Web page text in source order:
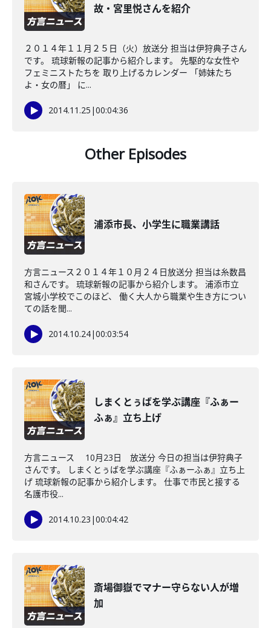
故・宮里悦さんを紹介
２０１４年１１月２５日（火）放送分 担当は伊狩典子さん
です。 琉球新報の記事から紹介します。 先駆的な女性や
フェミニストたちを 取り上げるカレンダー 「姉妹たち
よ・女の暦」 に...
2014.11.25 |00:04:36
Other Episodes
浦添市長、小学生に職業講話
方言ニュース２０１４年１０月２４日放送分 担当は糸数昌
和さんです。 琉球新報の記事から紹介します。 浦添市立
宮城小学校でこのほど、 働く大人から職業や生き方につい
ての話を聞...
2014.10.24|00:03:54
しまくとぅばを学ぶ講座『ふぁー
ふぁ』立ち上げ
方言ニュース 10月23日 放送分 今日の担当は伊狩典子
さんです。 しまくとぅばを学ぶ講座『ふぁーふぁ』立ち上
げ 琉球新報の記事から紹介します。 仕事で市民と接する
名護市役...
2014.10.23 |00:04:42
斎場御嶽でマナー守らない人が増
加